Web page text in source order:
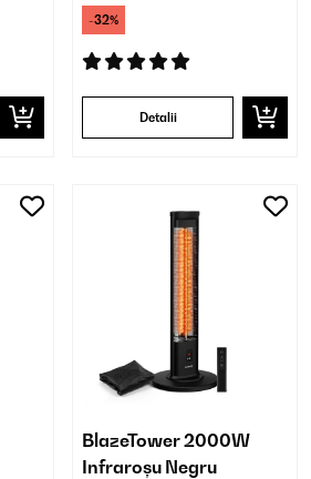
-32%
Detalii
BlazeTower 2000W
Infraroșu Negru